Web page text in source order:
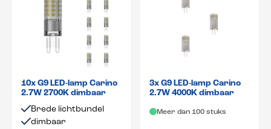
10x G9 LED-lamp Carino
2.7W 2700K dimbaar
Brede lichtbundel
dimbaar
3x G9 LED-lamp Carino
2.7W 4000K dimbaar
Meer dan 100 stuks